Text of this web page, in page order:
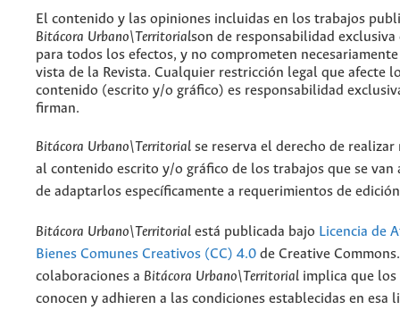
El contenido y las opiniones incluidas en los trabajos
Bitácora Urbano\Territorialson de responsabilidad exclusiva
para todos los efectos, y no comprometen
vista de la Revista. Cualquier restricción legal que afecte
contenido (escrito y/o gráfico) es responsabilidad
firman.
Bitácora Urbano\Territorial se reserva el derecho de realizar
al contenido escrito y/o gráfico de los trabajos que se van
de adaptarlos específicamente a requerimientos de
Bitácora Urbano\Territorial está publicada bajo Licencia de
Bienes Comunes Creativos (CC) 4.0 de Creative
colaboraciones a Bitácora Urbano\Territorial implica que los
conocen y adhieren a las condiciones establecidas en esa